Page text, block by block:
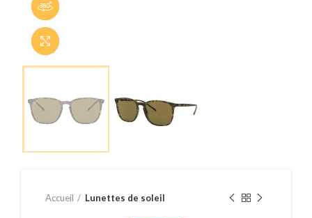
Accueil Lunettes de soleil